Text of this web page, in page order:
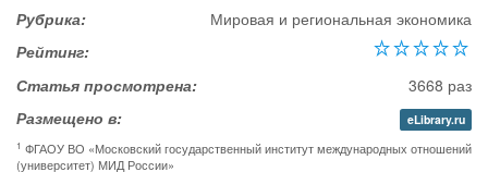
Рубрика:
Мировая и региональная экономика
Рейтинг:
Статья просмотрена:
3668 раз
Размещено в:
eLibrary.ru
1 ФГАОУ ВО «Московский государственный институт международных отношений
(университет) МИД России»